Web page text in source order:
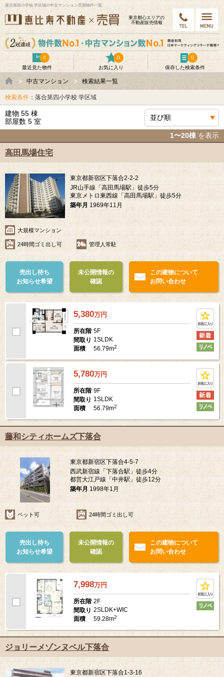
落合第四小学校 学区域の中古マンション売買物件一覧
東京都⼼エリアの
不動産販売情報
最近見た物件
0
お気に入り
0
保存した検索条件
0
中古マンション 検索結果一覧
検索条件 ：落合第四小学校 学区域
建物 55 棟
部屋数 5 室
1〜20棟 を表示
高田馬場住宅
東京都新宿区下落合2-2-2
JR山手線「高田馬場駅」徒歩5分
東京メトロ東西線「高田馬場駅」徒歩5分
築年月 1969年11月
大規模マンション
24時間ゴミ出し可 管理人常駐
売出し待ち
お知らせ希望
未公開情報の
確認
この建物について
お問い合わせ
5,380万円
所在階 5F
間取り 1SLDK
面積
56.79m2
5,780万円
所在階 9F
間取り 1SLDK
面積
56.79m2
藤和シティホームズ下落合
東京都新宿区下落合4-5-7
西武新宿線「下落合駅」徒歩4分
都営大江戸線「中井駅」徒歩12分
築年月 1998年1月
ペット可 24時間ゴミ出し可
売出し待ち
お知らせ希望
未公開情報の
確認
この建物について
お問い合わせ
7,998万円
所在階 2F
間取り 2SLDK+WIC
面積
59.28m2
ジョリーメゾンヌベル下落合
東京都新宿区下落合1-3-16